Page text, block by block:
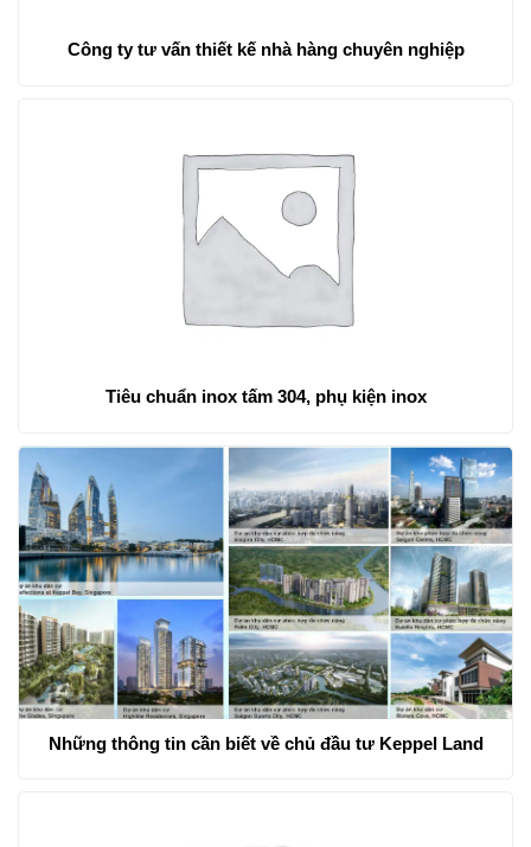
Công ty tư vấn thiết kế nhà hàng chuyên nghiệp
Tiêu chuẩn inox tấm 304, phụ kiện inox
Những thông tin cần biết về chủ đầu tư Keppel Land